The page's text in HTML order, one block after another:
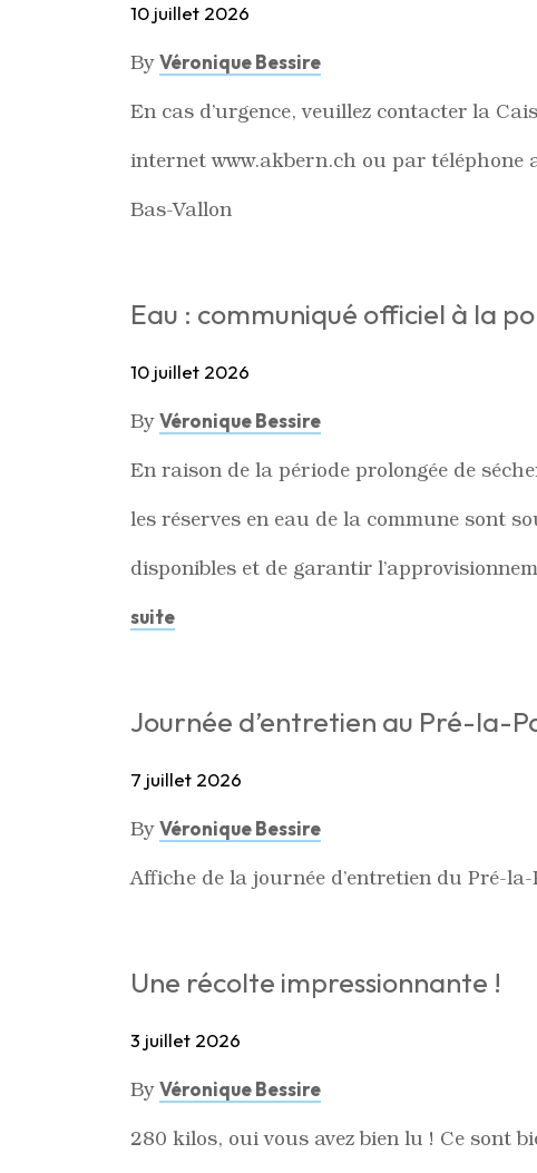
10 juillet 2026
ByVéronique Bessire
En cas d’urgence, veuillez contacter la
internet www.akbern.ch ou par téléphone
Bas-Vallon
Eau : communiqué officiel à la
10 juillet 2026
ByVéronique Bessire
En raison de la période prolongée de
les réserves en eau de la commune sont
disponibles et de garantir
suite
Journée d’entretien au Pré-la-
7 juillet 2026
ByVéronique Bessire
Affiche de la journée d’entretien du Pré-
Une récolte impressionnante !
3 juillet 2026
ByVéronique Bessire
280 kilos, oui vous avez bien lu ! Ce sont